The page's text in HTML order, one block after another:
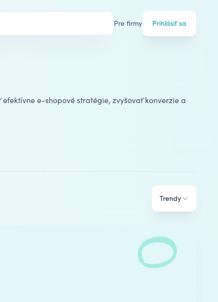
Pre firmy Prihlásiť sa
efektívnee-shopové stratégie, zvyšovať konverzie a
Trendy